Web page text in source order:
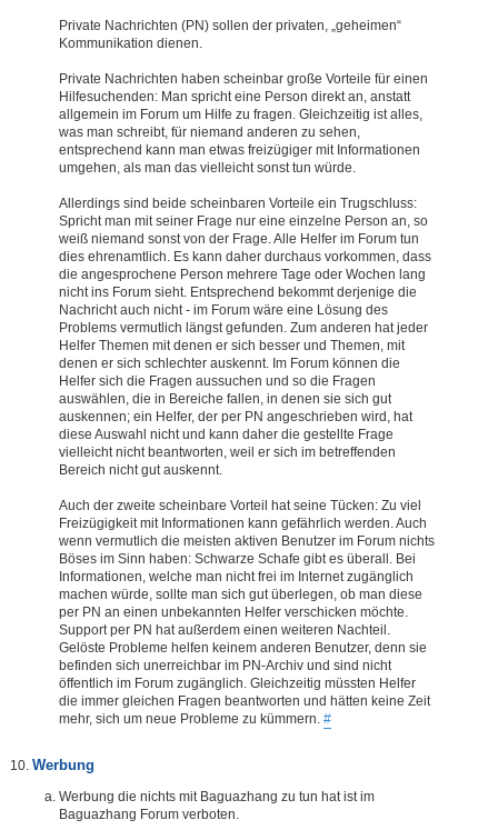
Private Nachrichten (PN) sollen der privaten, „geheimen“
Kommunikation dienen.
Private Nachrichten haben scheinbar große Vorteile für einen
Hilfesuchenden: Man spricht eine Person direkt an, anstatt
allgemein im Forum um Hilfe zu fragen. Gleichzeitig ist alles,
was man schreibt, für niemand anderen zu sehen,
entsprechend kann man etwas freizügiger mit Informationen
umgehen, als man das vielleicht sonst tun würde.
Allerdings sind beide scheinbaren Vorteile ein Trugschluss:
Spricht man mit seiner Frage nur eine einzelne Person an, so
weiß niemand sonst von der Frage. Alle Helfer im Forum tun
dies ehrenamtlich. Es kann daher durchaus vorkommen, dass
die angesprochene Person mehrere Tage oder Wochen lang
nicht ins Forum sieht. Entsprechend bekommt derjenige die
Nachricht auch nicht - im Forum wäre eine Lösung des
Problems vermutlich längst gefunden. Zum anderen hat jeder
Helfer Themen mit denen er sich besser und Themen, mit
denen er sich schlechter auskennt. Im Forum können die
Helfer sich die Fragen aussuchen und so die Fragen
auswählen, die in Bereiche fallen, in denen sie sich gut
auskennen; ein Helfer, der per PN angeschrieben wird, hat
diese Auswahl nicht und kann daher die gestellte Frage
vielleicht nicht beantworten, weil er sich im betreffenden
Bereich nicht gut auskennt.
Auch der zweite scheinbare Vorteil hat seine Tücken: Zu viel
Freizügigkeit mit Informationen kann gefährlich werden. Auch
wenn vermutlich die meisten aktiven Benutzer im Forum nichts
Böses im Sinn haben: Schwarze Schafe gibt es überall. Bei
Informationen, welche man nicht frei im Internet zugänglich
machen würde, sollte man sich gut überlegen, ob man diese
per PN an einen unbekannten Helfer verschicken möchte.
Support per PN hat außerdem einen weiteren Nachteil.
Gelöste Probleme helfen keinem anderen Benutzer, denn sie
befinden sich unerreichbar im PN-Archiv und sind nicht
öffentlich im Forum zugänglich. Gleichzeitig müssten Helfer
die immer gleichen Fragen beantworten und hätten keine Zeit
mehr, sich um neue Probleme zu kümmern. #
Werbung
Werbung die nichts mit Baguazhang zu tun hat ist im
Baguazhang Forum verboten.